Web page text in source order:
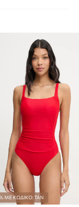
ΜΕ ΚΩΔΙΚΟ: TAN